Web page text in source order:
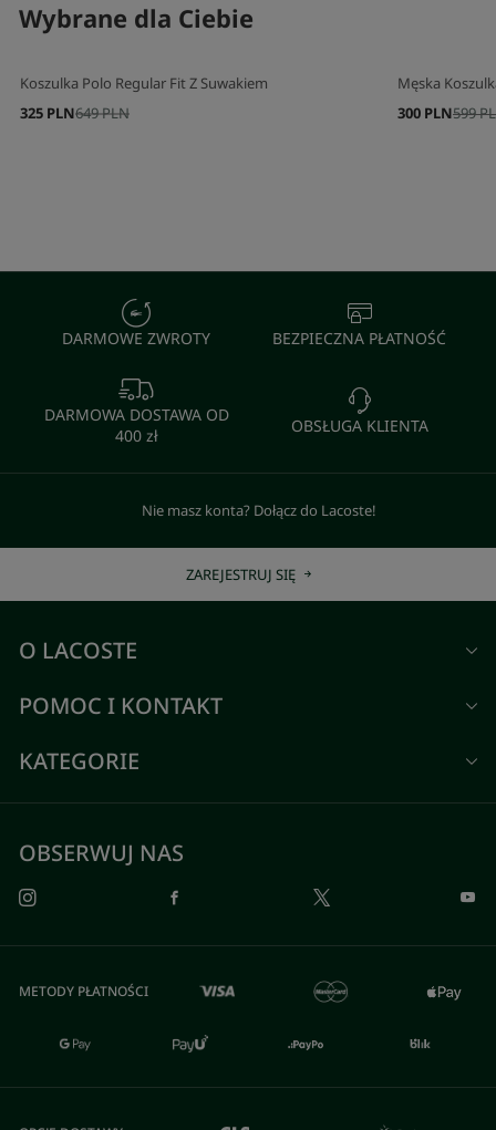
Wybrane dla Ciebie
Koszulka Polo Regular Fit Z Suwakiem
649 PLN
325 PLN
Męska
599
300 PLN
DARMOWE ZWROTY BEZPIECZNA PŁATNOŚĆ
DARMOWA DOSTAWA OD
400 zł
OBSŁUGA KLIENTA
Nie masz konta? Dołącz do Lacoste!
ZAREJESTRUJ SIĘ
O LACOSTE
POMOC I KONTAKT
KATEGORIE
OBSERWUJ NAS
METODY PŁATNOŚCI